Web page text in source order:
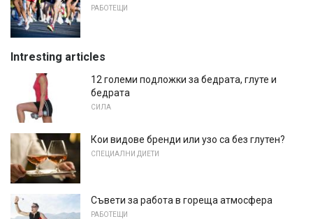
РАБОТЕЩИ
Intresting articles
12 големи подложки за бедрата, глуте и
бедрата
СИЛА
Кои видове бренди или узо са без глутен?
СПЕЦИАЛНИ ДИЕТИ
Съвети за работа в гореща атмосфера
РАБОТЕЩИ